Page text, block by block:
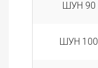
ШУН 90
ШУН 100